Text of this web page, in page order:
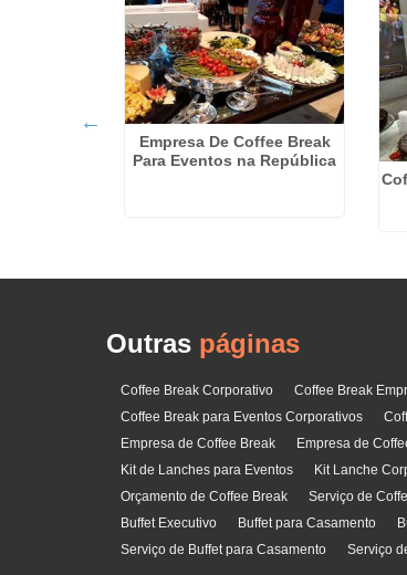
Empresa De Coffee Break
Para Eventos na República
Outras páginas
Coffee Break Corporativo Coffee Break
Coffee Break para Eventos Corporativos
Empresa de Coffee Break
Empresa de
Kit de Lanches para Eventos
Kit Lanche
Orçamento de Coffee Break
Serviço de
Buffet Executivo
Buffet para Casamento
Serviço de Buffet para Casamento
Serviço